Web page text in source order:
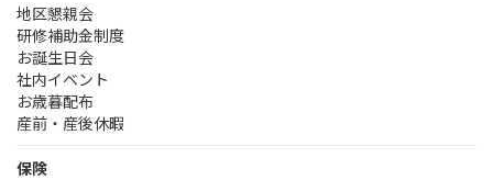
地区懇親会
研修補助金制度
お誕生日会
社内イベント
お歳暮配布
産前・産後休暇
保険